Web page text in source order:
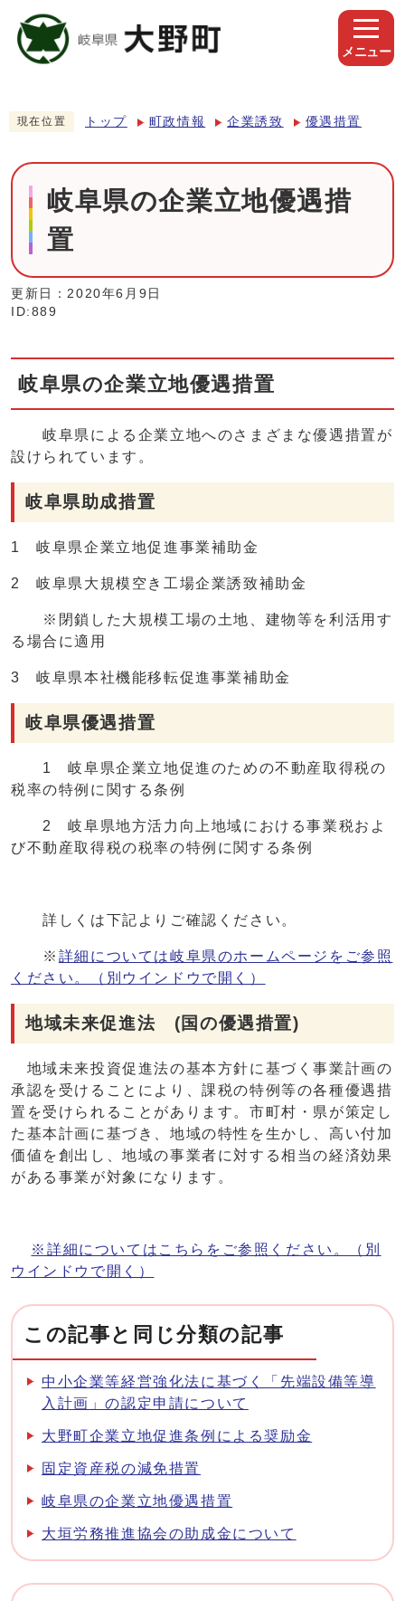
メニュー
現在位置 トップ 町政情報 企業誘致 優遇措置
岐阜県の企業立地優遇措
置
更新日：2020年6月9日
ID:889
岐阜県の企業立地優遇措置
岐阜県による企業立地へのさまざまな優遇措置が
設けられています。
岐阜県助成措置
1 岐阜県企業立地促進事業補助金
2 岐阜県大規模空き工場企業誘致補助金
※閉鎖した大規模工場の土地、建物等を利活用す
る場合に適用
3 岐阜県本社機能移転促進事業補助金
岐阜県優遇措置
1 岐阜県企業立地促進のための不動産取得税の
税率の特例に関する条例
2 岐阜県地方活力向上地域における事業税およ
び不動産取得税の税率の特例に関する条例
詳しくは下記よりご確認ください。
※ 詳細については岐阜県のホームページをご参照
ください。
（別ウインドウで開く）
地域未来促進法 (国の優遇措置)
地域未来投資促進法の基本方針に基づく事業計画の
承認を受けることにより、課税の特例等の各種優遇措
置を受けられることがあります。市町村・県が策定し
た基本計画に基づき、地域の特性を生かし、高い付加
価値を創出し、地域の事業者に対する相当の経済効果
がある事業が対象になります。
※詳細についてはこちらをご参照ください。（別
ウインドウで開く）
この記事と同じ分類の記事
中小企業等経営強化法に基づく「先端設備等導
入計画」の認定申請について
大野町企業立地促進条例による奨励金
固定資産税の減免措置
岐阜県の企業立地優遇措置
大垣労務推進協会の助成金について